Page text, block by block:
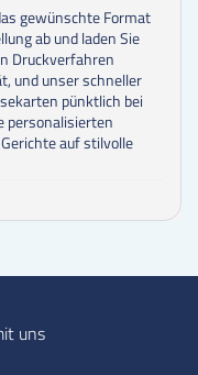
gewünschte Format
ab und laden Sie
Druckverfahren
und unser schneller
pünktlich bei
personalisierten
auf stilvolle
uns